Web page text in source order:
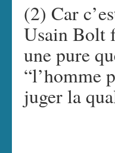
(2) Car
Usain Bolt
une pure
“l’homme
juger la